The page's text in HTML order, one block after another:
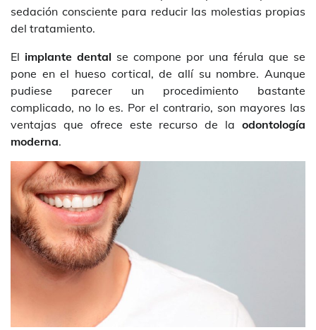
sedación consciente para reducir las molestias propias
del tratamiento.
El implante dental se compone por una férula que se
pone en el hueso cortical, de allí su nombre. Aunque
pudiese parecer un procedimiento bastante
complicado, no lo es. Por el contrario, son mayores las
ventajas que ofrece este recurso de la odontología
moderna.